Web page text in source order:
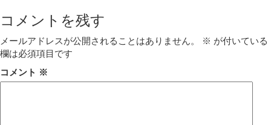
コメントを残す
メールアドレスが公開されることはありません。 ※ が付いている
欄は必須項目です
コメント ※